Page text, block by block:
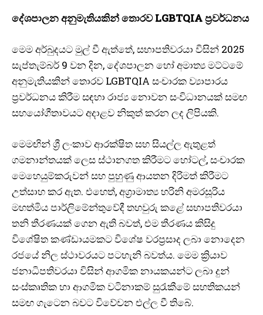
දේශපාලන අනුමැතියකින් තොරව LGBTQIA ප්‍රවර්ධනය
මෙම අර්බුදයට මුල් වී ඇත්තේ, සභාපතිවරයා විසින් 2025
සැප්තැම්බර් 9 වන දින, දේශපාලන හෝ අමාත්‍ය මට්ටමේ
අනුමැතියකින් තොරව LGBTQIA සංචාරක ව්‍යාපාරය
ප්‍රවර්ධනය කිරීම සඳහා රාජ්‍ය නොවන සංවිධානයක් සමඟ
සහයෝගීතාවයට අදාළව නිකුත් කරන ලද ලිපියකි.
මෙමඟින් ශ්‍රී ලංකාව ආරක්ෂිත සහ සියල්ල ඇතුළත්
ගමනාන්තයක් ලෙස ස්ථානගත කිරීමට හෝටල්, සංචාරක
මෙහෙයුම්කරුවන් සහ පුහුණු ආයතන දිරිමත් කිරීමට
උත්සාහ කර ඇත. එහෙත්, අග්‍රාමාත්‍ය හරිනි අමරසූරිය
මහත්මිය පාර්ලිමේන්තුවේදී තහවුරු කළේ සභාපතිවරයා
තනි තීරණයක් ගෙන ඇති බවත්, එම තීරණය කිසිදු
විශේෂිත කණ්ඩායමකට විශේෂ වරප්‍රසාද ලබා නොදෙන
රජයේ නිල ස්ථාවරයට පටහැනි බවත්ය. මෙම ක්‍රියාව
ජනාධිපතිවරයා විසින් ආගමික නායකයන්ට ලබා දුන්
සංස්කෘතික හා ආගමික වටිනාකම් සුරැකීමේ සහතිකයන්
සමඟ ගැටෙන බවට විවේචන එල්ල වී තිබේ.